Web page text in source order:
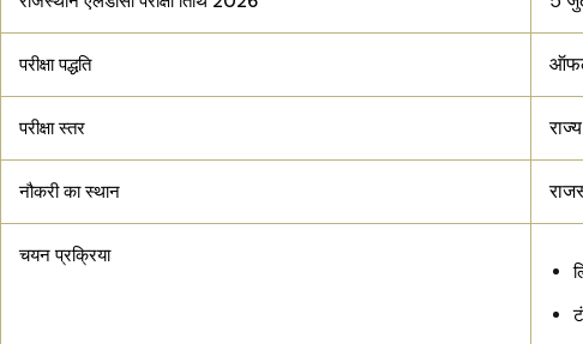
परीक्षा पद्धति
परीक्षा स्तर
नौकरी का स्थान
चयन प्रक्रिया